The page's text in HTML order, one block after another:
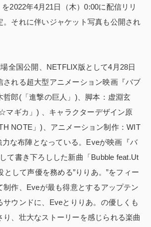
を2022年4月21日（木）0:00に配信リリ
。それに伴いジャケット写真も公開され
全国公開、NETFLIX版として4月28日
される超大型アニメーション映画『バブ
哲郎(「進撃の巨人」)、脚本：虚淵玄
マギカ」) 、キャラクターデザイン原
NOTE」)、アニメーション制作：WIT
な布陣となっている。Eveが映画『バ
て書き下ろしした新曲「Bubble feat.Ut
として声優を務める”りりあ。”をフィー
制作、Eveが最も得意とするアップテン
サウンドに、Eveとりりあ。の優しくも
り、壮大なストーリーを感じられる楽曲